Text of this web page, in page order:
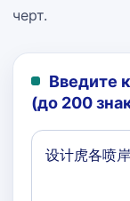
черт.
Введите
(до 200